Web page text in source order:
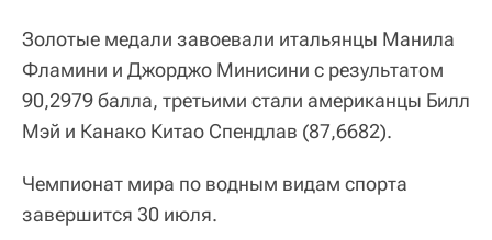
Золотые медали завоевали итальянцы Манила
Фламини и Джорджо Минисини с результатом
90,2979 балла, третьими стали американцы Билл
Мэй и Канако Китао Спендлав (87,6682).
Чемпионат мира по водным видам спорта
завершится 30 июля.